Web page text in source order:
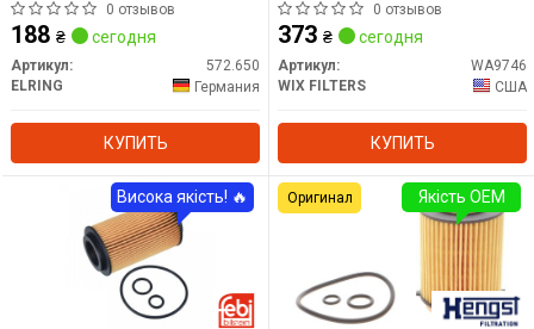
0 отзывов
188 ₴ сегодня
Артикул:
572.650
ELRING
Германия
КУПИТЬ
0 отзывов
373 ₴ сегодня
Артикул:
WA9746
WIX FILTERS
США
КУПИТЬ
Висока якість! 🔥 Якість OEM
Оригинал